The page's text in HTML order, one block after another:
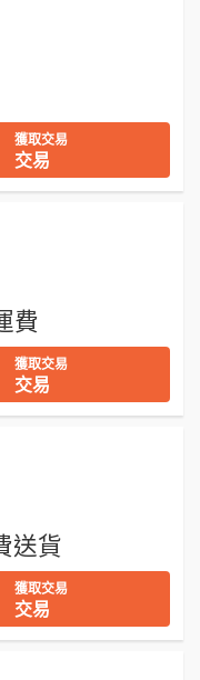
獲取交易
交易
費
獲取交易
交易
送貨
獲取交易
交易